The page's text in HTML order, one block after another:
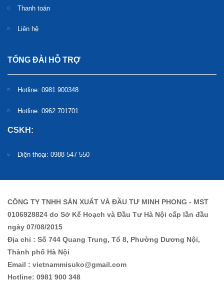
Thanh toán
Liên hệ
TỔNG ĐÀI HỖ TRỢ
Hotline: 0981 900348
Hotline: 0962 701701
CSKH:
Điện thoại: 0988 547 550
CÔNG TY TNHH SẢN XUẤT VÀ ĐẦU TƯ MINH PHONG - MST
0106928824 do Sở Kế Hoạch và Đầu Tư Hà Nội cấp lần đầu
ngày 07/08/2015
Địa chỉ : Số 744 Quang Trung, Tổ 8, Phường Dương Nội,
Thành phố Hà Nội
Email : vietnammisuko@gmail.com
Hotline: 0981 900 348